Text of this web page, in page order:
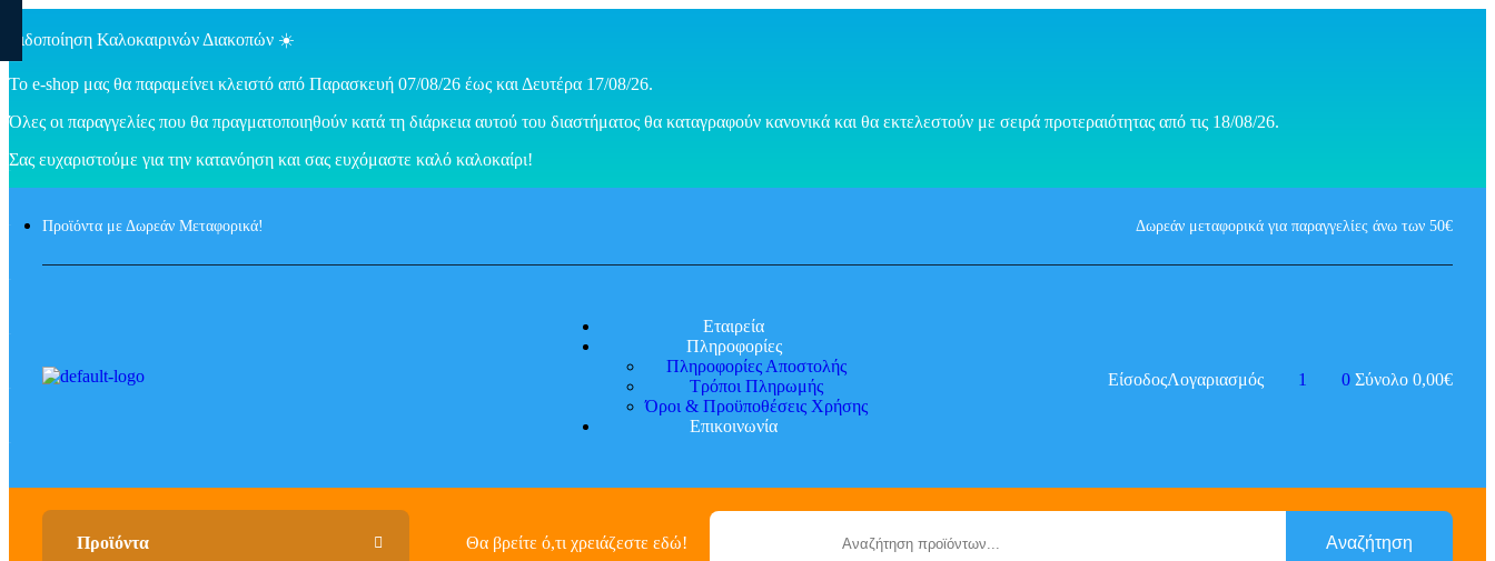
Ειδοποίηση Καλοκαιρινών Διακοπών ☀️
Το e-shop μας θα παραμείνει κλειστό από Παρασκευή 07/08/26 έως και Δευτέρα 17/08/26.
Όλες οι παραγγελίες που θα πραγματοποιηθούν κατά τη διάρκεια αυτού του διαστήματος θα καταγραφούν κανονικά και θα εκτελεστούν με σειρά προτεραιότητας από τις 18/08/26.
Σας ευχαριστούμε για την κατανόηση και σας ευχόμαστε καλό καλοκαίρι!
Προϊόντα με Δωρεάν Μεταφορικά! Δωρεάν μεταφορικά για παραγγελίες άνω των 50€
Εταιρεία
Πληροφορίες
Πληροφορίες Αποστολής
Τρόποι Πληρωμής
Όροι & Προϋποθέσεις Χρήσης
Επικοινωνία
ΕίσοδοςΛογαριασμός 1 0 Σύνολο 0,00€
Θα βρείτε ό,τι χρειάζεστε εδώ! Αναζήτηση